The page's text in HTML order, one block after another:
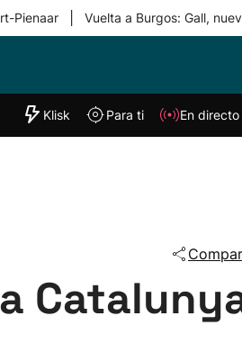
Pienaar Vuelta a Burgos: Gall,
"Helmuga"
Klisk
Klisk Para ti En directo